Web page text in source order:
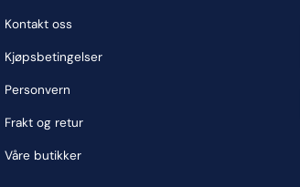
Kontakt oss
Kjøpsbetingelser
Personvern
Frakt og retur
Våre butikker